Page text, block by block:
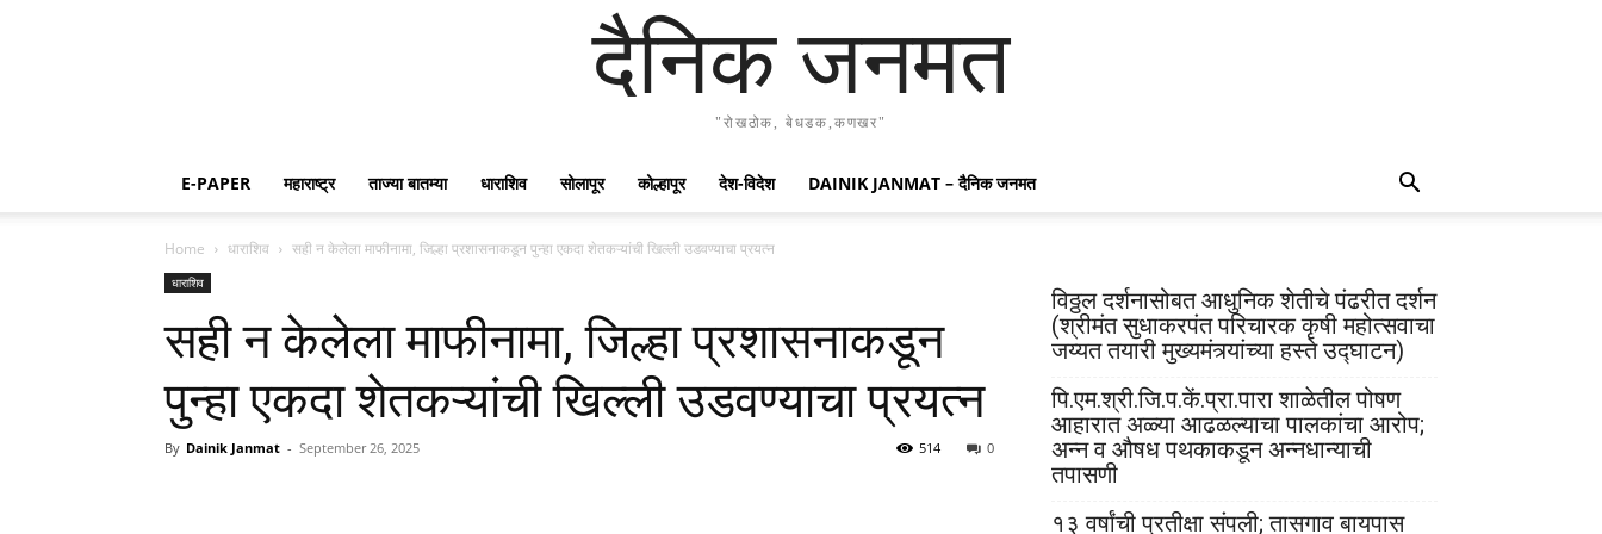
दैनिक जनमत
"रोखठोक, बेधडक,कणखर"
E-PAPER महाराष्ट्र ताज्या बातम्या धाराशिव सोलापूर कोल्हापूर देश-विदेश DAINIK JANMAT – दैनिक जनमत
Home धाराशिव सही न केलेला माफीनामा, जिल्हा प्रशासनाकडून पुन्हा एकदा शेतकऱ्यांची खिल्ली उडवण्याचा प्रयत्न
धाराशिव
सही न केलेला माफीनामा, जिल्हा प्रशासनाकडून
पुन्हा एकदा शेतकऱ्यांची खिल्ली उडवण्याचा प्रयत्न
By Dainik Janmat - September 26, 2025 0
514
विठ्ठल दर्शनासोबत आधुनिक शेतीचे पंढरीत दर्शन
(श्रीमंत सुधाकरपंत परिचारक कृषी महोत्सवाचा
जय्यत तयारी मुख्यमंत्र्यांच्या हस्ते उद्घाटन)
पि.एम.श्री.जि.प.कें.प्रा.पारा शाळेतील पोषण
आहारात अळ्या आढळल्याचा पालकांचा आरोप;
अन्न व औषध पथकाकडून अन्नधान्याची
तपासणी
१३ वर्षांची प्रतीक्षा संपली; तासगाव बायपास